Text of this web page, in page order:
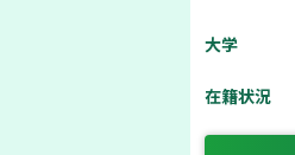
大学
在籍状況